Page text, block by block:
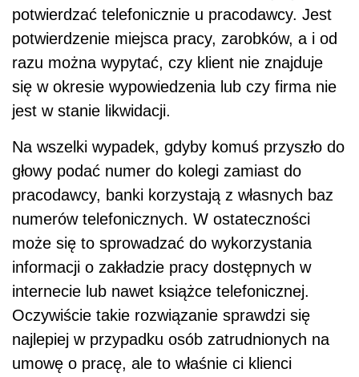
potwierdzać telefonicznie u pracodawcy. Jest
potwierdzenie miejsca pracy, zarobków, a i od
razu można wypytać, czy klient nie znajduje
się w okresie wypowiedzenia lub czy firma nie
jest w stanie likwidacji.
Na wszelki wypadek, gdyby komuś przyszło do
głowy podać numer do kolegi zamiast do
pracodawcy, banki korzystają z własnych baz
numerów telefonicznych. W ostateczności
może się to sprowadzać do wykorzystania
informacji o zakładzie pracy dostępnych w
internecie lub nawet książce telefonicznej.
Oczywiście takie rozwiązanie sprawdzi się
najlepiej w przypadku osób zatrudnionych na
umowę o pracę, ale to właśnie ci klienci